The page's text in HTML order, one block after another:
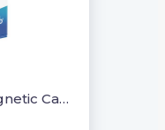
Ultimate Guard Magnetic Card Case 130 PT